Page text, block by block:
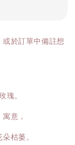
或於訂單中備註想
瑰。
意，
枯萎。